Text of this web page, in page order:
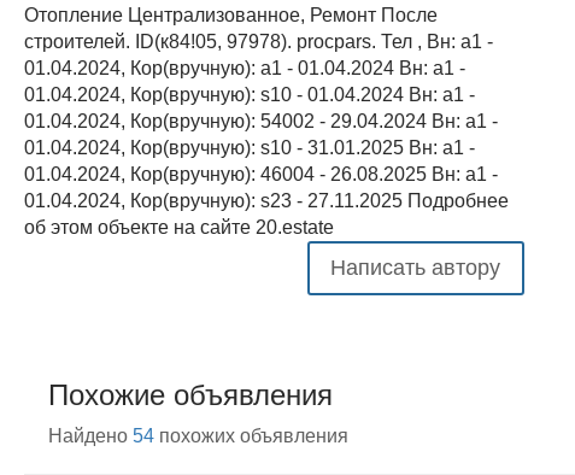
Отопление Централизованное, Ремонт После
строителей. ID(к84!05, 97978). procpars. Тел , Вн: a1 -
01.04.2024, Кор(вручную): a1 - 01.04.2024 Вн: a1 -
01.04.2024, Кор(вручную): s10 - 01.04.2024 Вн: a1 -
01.04.2024, Кор(вручную): 54002 - 29.04.2024 Вн: a1 -
01.04.2024, Кор(вручную): s10 - 31.01.2025 Вн: a1 -
01.04.2024, Кор(вручную): 46004 - 26.08.2025 Вн: a1 -
01.04.2024, Кор(вручную): s23 - 27.11.2025 Подробнее
об этом объекте на сайте 20.estate
Написать автору
Похожие объявления
Найдено 54 похожих объявления